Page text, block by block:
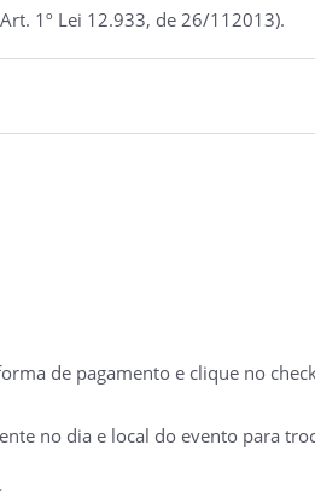
1º Lei 12.933, de 26/112013).
de pagamento e clique no
no dia e local do evento para